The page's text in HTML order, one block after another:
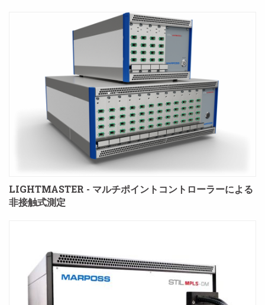
LIGHTMASTER - マルチポイントコントローラーによる
非接触式測定